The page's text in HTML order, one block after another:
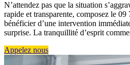
N’attendez pas que la situation
rapide et transparente, composez le
bénéficier d’une intervention
surprise. La tranquillité d’esprit
Appelez nous